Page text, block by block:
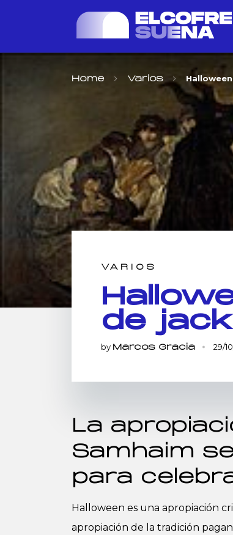
Home Varios
VARIOS
de jack
by Marcos Gracia 29/
La
Samhaim
para
Halloween es una apropiación
apropiación de la tradición